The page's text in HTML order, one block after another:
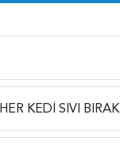
KEDİ SIVI